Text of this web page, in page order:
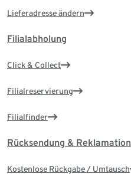
Lieferadresse ändern
Filialabholung
Click & Collect
Filialreservierung
Filialfinder
Rücksendung & Reklamation
Kostenlose Rückgabe / Umtausch